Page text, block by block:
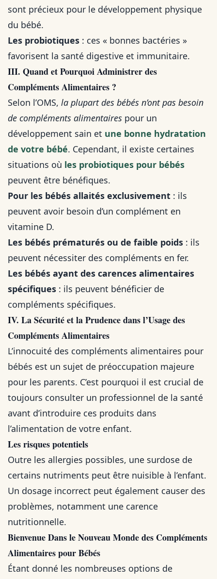
sont précieux pour le développement physique
du bébé.
Les probiotiques : ces « bonnes bactéries »
favorisent la santé digestive et immunitaire.
III. Quand et Pourquoi Administrer des
Compléments Alimentaires ?
Selon l’OMS, la plupart des bébés n’ont pas besoin
de compléments alimentaires pour un
développement sain et une bonne hydratation
de votre bébé. Cependant, il existe certaines
situations où les probiotiques pour bébés
peuvent être bénéfiques.
Pour les bébés allaités exclusivement : ils
peuvent avoir besoin d’un complément en
vitamine D.
Les bébés prématurés ou de faible poids : ils
peuvent nécessiter des compléments en fer.
Les bébés ayant des carences alimentaires
spécifiques : ils peuvent bénéficier de
compléments spécifiques.
IV. La Sécurité et la Prudence dans l’Usage des
Compléments Alimentaires
L’innocuité des compléments alimentaires pour
bébés est un sujet de préoccupation majeure
pour les parents. C’est pourquoi il est crucial de
toujours consulter un professionnel de la santé
avant d’introduire ces produits dans
l’alimentation de votre enfant.
Les risques potentiels
Outre les allergies possibles, une surdose de
certains nutriments peut être nuisible à l’enfant.
Un dosage incorrect peut également causer des
problèmes, notamment une carence
nutritionnelle.
Bienvenue Dans le Nouveau Monde des Compléments
Alimentaires pour Bébés
Étant donné les nombreuses options de